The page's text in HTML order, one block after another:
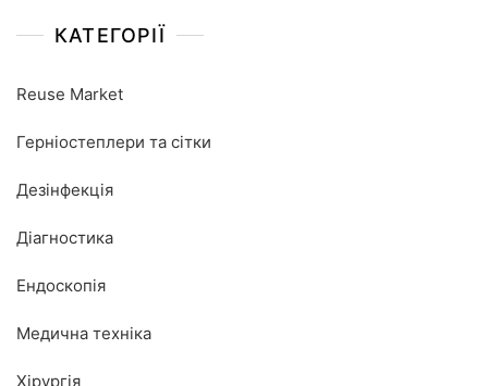
КАТЕГОРІЇ
Reuse Market
Герніостеплери та сітки
Дезінфекція
Діагностика
Ендоскопія
Медична техніка
Хірургія